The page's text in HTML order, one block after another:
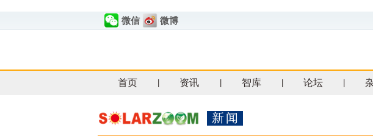
微信 微博
首页 资讯 智库 论坛
新闻